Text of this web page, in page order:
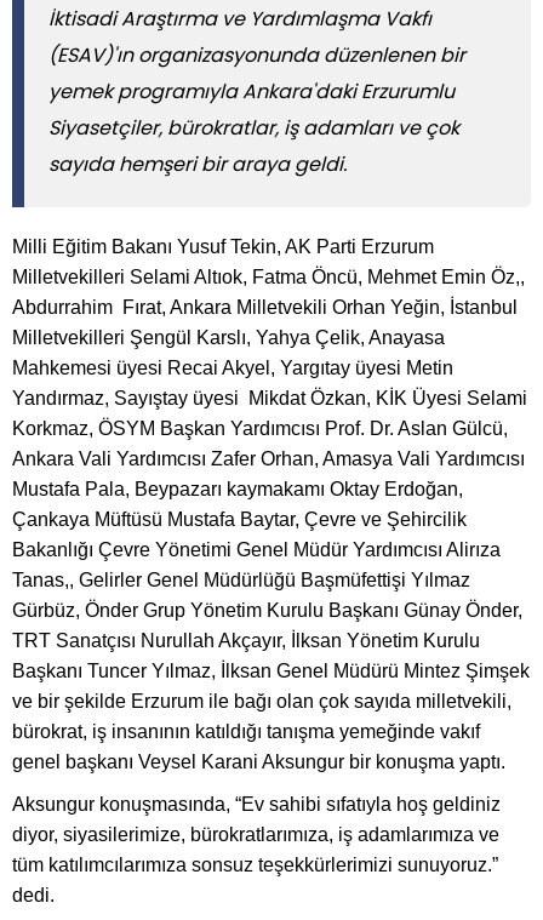
İktisadi Araştırma ve Yardımlaşma Vakfı
(ESAV)'ın organizasyonunda düzenlenen bir
yemek programıyla Ankara'daki Erzurumlu
Siyasetçiler, bürokratlar, iş adamları ve çok
sayıda hemşeri bir araya geldi.
Milli Eğitim Bakanı Yusuf Tekin, AK Parti Erzurum
Milletvekilleri Selami Altıok, Fatma Öncü, Mehmet Emin Öz,,
Abdurrahim Fırat, Ankara Milletvekili Orhan Yeğin, İstanbul
Milletvekilleri Şengül Karslı, Yahya Çelik, Anayasa
Mahkemesi üyesi Recai Akyel, Yargıtay üyesi Metin
Yandırmaz, Sayıştay üyesi Mikdat Özkan, KİK Üyesi Selami
Korkmaz, ÖSYM Başkan Yardımcısı Prof. Dr. Aslan Gülcü,
Ankara Vali Yardımcısı Zafer Orhan, Amasya Vali Yardımcısı
Mustafa Pala, Beypazarı kaymakamı Oktay Erdoğan,
Çankaya Müftüsü Mustafa Baytar, Çevre ve Şehircilik
Bakanlığı Çevre Yönetimi Genel Müdür Yardımcısı Alirıza
Tanas,, Gelirler Genel Müdürlüğü Başmüfettişi Yılmaz
Gürbüz, Önder Grup Yönetim Kurulu Başkanı Günay Önder,
TRT Sanatçısı Nurullah Akçayır, İlksan Yönetim Kurulu
Başkanı Tuncer Yılmaz, İlksan Genel Müdürü Mintez Şimşek
ve bir şekilde Erzurum ile bağı olan çok sayıda milletvekili,
bürokrat, iş insanının katıldığı tanışma yemeğinde vakıf
genel başkanı Veysel Karani Aksungur bir konuşma yaptı.
Aksungur konuşmasında, “Ev sahibi sıfatıyla hoş geldiniz
diyor, siyasilerimize, bürokratlarımıza, iş adamlarımıza ve
tüm katılımcılarımıza sonsuz teşekkürlerimizi sunuyoruz.”
dedi.